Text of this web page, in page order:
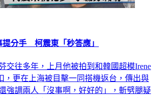
提分手 柯震東「秒答應」
交往多年，上月他被拍到和韓國超模Irene
，更在上海被目擊一同搭機返台，傳出與
強調兩人「沒事啊，好好的」，斬劈腿疑